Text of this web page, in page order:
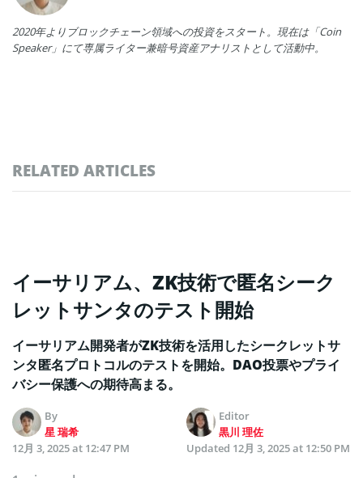
2020年よりブロックチェーン領域への投資をスタート。現在は「Coin
Speaker」にて専属ライター兼暗号資産アナリストとして活動中。
RELATED ARTICLES
イーサリアム、ZK技術で匿名シーク
レットサンタのテスト開始
イーサリアム開発者がZK技術を活用したシークレットサ
ンタ匿名プロトコルのテストを開始。DAO投票やプライ
バシー保護への期待高まる。
By
星 瑞希
Editor
黒川 理佐
12月 3, 2025 at 12:47 PM
Updated 12月 3, 2025 at 12:50 PM